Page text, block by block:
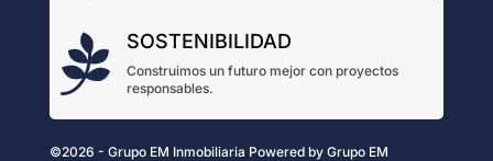
 SOSTENIBILIDAD
Construimos un futuro mejor con proyectos
responsables.
©2026 - Grupo EM Inmobiliaria Powered by Grupo EM